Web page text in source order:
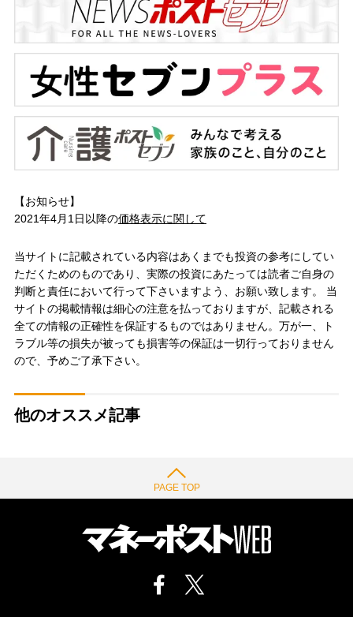
【お知らせ】
2021年4月1日以降の価格表示に関して
当サイトに記載されている内容はあくまでも投資の参考にしてい
ただくためのものであり、実際の投資にあたっては読者ご自身の
判断と責任において行って下さいますよう、お願い致します。 当
サイトの掲載情報は細心の注意を払っておりますが、記載される
全ての情報の正確性を保証するものではありません。万が一、ト
ラブル等の損失が被っても損害等の保証は一切行っておりません
ので、予めご了承下さい。
他のオススメ記事
PAGE TOP